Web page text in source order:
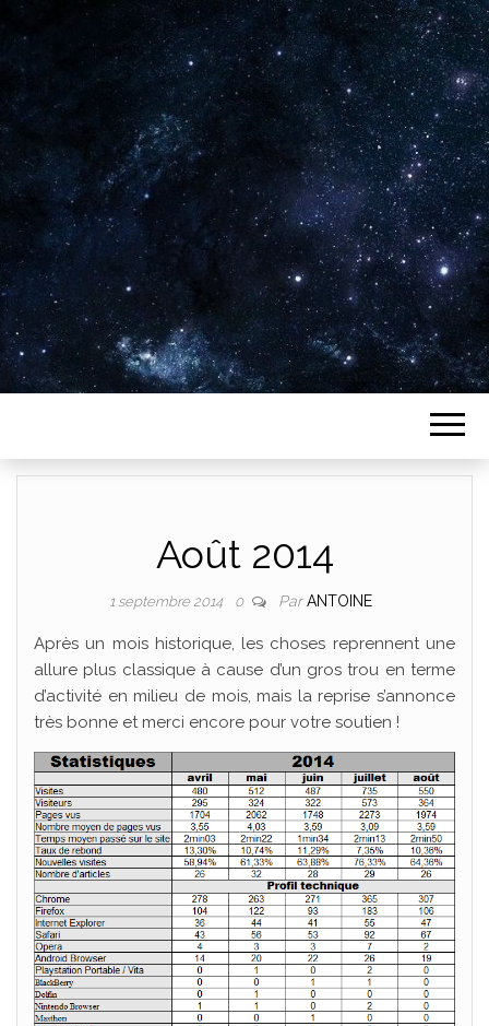
Plus de 2800 critiques de films
Août 2014
1 septembre 2014 0 ParANTOINE
Après un mois historique, les choses reprennent une
allure plus classique à cause d’un gros trou en terme
d’activité en milieu de mois, mais la reprise s’annonce
très bonne et merci encore pour votre soutien !